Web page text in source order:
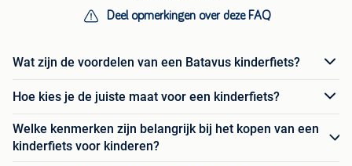
Deel opmerkingen over deze FAQ
Wat zijn de voordelen van een Batavus kinderfiets?
Hoe kies je de juiste maat voor een kinderfiets?
Welke kenmerken zijn belangrijk bij het kopen van een
kinderfiets voor kinderen?